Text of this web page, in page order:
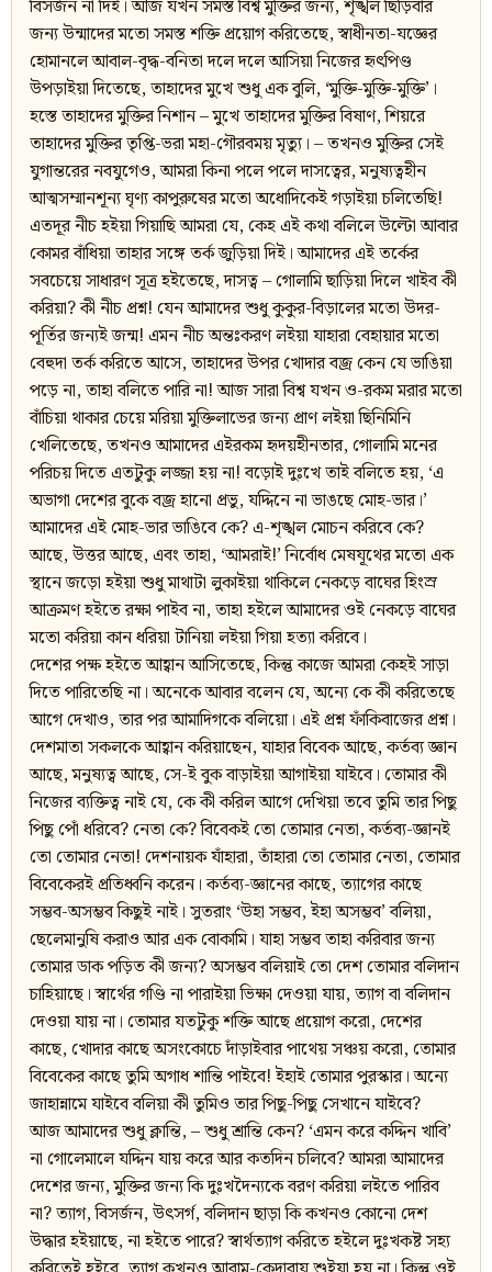
বিসর্জন না দিই। আজ যখন সমস্ত বিশ্ব মুক্তির জন্য, শৃঙ্খল ছিঁড়িবার
জন্য উন্মাদের মতো সমস্ত শক্তি প্রয়োগ করিতেছে, স্বাধীনতা-যজ্ঞের
হোমানলে আবাল-বৃদ্ধ-বনিতা দলে দলে আসিয়া নিজের হৃৎপিণ্ড
উপড়াইয়া দিতেছে, তাহাদের মুখে শুধু এক বুলি, ‘মুক্তি-মুক্তি-মুক্তি’।
হস্তে তাহাদের মুক্তির নিশান – মুখে তাহাদের মুক্তির বিষাণ, শিয়রে
তাহাদের মুক্তির তৃপ্তি-ভরা মহা-গৌরবময় মৃত্যু। – তখনও মুক্তির সেই
যুগান্তরের নবযুগেও, আমরা কিনা পলে পলে দাসত্বের, মনুষ্যত্বহীন
আত্মসম্মানশূন্য ঘৃণ্য কাপুরুষের মতো অধোদিকেই গড়াইয়া চলিতেছি!
এতদূর নীচ হইয়া গিয়াছি আমরা যে, কেহ এই কথা বলিলে উল্টো আবার
কোমর বাঁধিয়া তাহার সঙ্গে তর্ক জুড়িয়া দিই। আমাদের এই তর্কের
সবচেয়ে সাধারণ সূত্র হইতেছে, দাসত্ব – গোলামি ছাড়িয়া দিলে খাইব কী
করিয়া? কী নীচ প্রশ্ন! যেন আমাদের শুধু কুকুর-বিড়ালের মতো উদর-
পূর্তির জন্যই জন্ম! এমন নীচ অন্তঃকরণ লইয়া যাহারা বেহায়ার মতো
বেহুদা তর্ক করিতে আসে, তাহাদের উপর খোদার বজ্র কেন যে ভাঙিয়া
পড়ে না, তাহা বলিতে পারি না! আজ সারা বিশ্ব যখন ও-রকম মরার মতো
বাঁচিয়া থাকার চেয়ে মরিয়া মুক্তিলাভের জন্য প্রাণ লইয়া ছিনিমিনি
খেলিতেছে, তখনও আমাদের এইরকম হৃদয়হীনতার, গোলামি মনের
পরিচয় দিতে এতটুকু লজ্জা হয় না! বড়োই দুঃখে তাই বলিতে হয়, ‘এ
অভাগা দেশের বুকে বজ্র হানো প্রভু, যদ্দিনে না ভাঙছে মোহ-ভার।’
আমাদের এই মোহ-ভার ভাঙিবে কে? এ-শৃঙ্খল মোচন করিবে কে?
আছে, উত্তর আছে, এবং তাহা, ‘আমরাই!’ নির্বোধ মেষযূথের মতো এক
স্থানে জড়ো হইয়া শুধু মাথাটা লুকাইয়া থাকিলে নেকড়ে বাঘের হিংস্র
আক্রমণ হইতে রক্ষা পাইব না, তাহা হইলে আমাদের ওই নেকড়ে বাঘের
মতো করিয়া কান ধরিয়া টানিয়া লইয়া গিয়া হত্যা করিবে।
দেশের পক্ষ হইতে আহ্বান আসিতেছে, কিন্তু কাজে আমরা কেহই সাড়া
দিতে পারিতেছি না। অনেকে আবার বলেন যে, অন্যে কে কী করিতেছে
আগে দেখাও, তার পর আমাদিগকে বলিয়ো। এই প্রশ্ন ফাঁকিবাজের প্রশ্ন।
দেশমাতা সকলকে আহ্বান করিয়াছেন, যাহার বিবেক আছে, কর্তব্য জ্ঞান
আছে, মনুষ্যত্ব আছে, সে-ই বুক বাড়াইয়া আগাইয়া যাইবে। তোমার কী
নিজের ব্যক্তিত্ব নাই যে, কে কী করিল আগে দেখিয়া তবে তুমি তার পিছু
পিছু পোঁ ধরিবে? নেতা কে? বিবেকই তো তোমার নেতা, কর্তব্য-জ্ঞানই
তো তোমার নেতা! দেশনায়ক যাঁহারা, তাঁহারা তো তোমার নেতা, তোমার
বিবেকেরই প্রতিধ্বনি করেন। কর্তব্য-জ্ঞানের কাছে, ত্যাগের কাছে
সম্ভব-অসম্ভব কিছুই নাই। সুতরাং ‘উহা সম্ভব, ইহা অসম্ভব’ বলিয়া,
ছেলেমানুষি করাও আর এক বোকামি। যাহা সম্ভব তাহা করিবার জন্য
তোমার ডাক পড়িত কী জন্য? অসম্ভব বলিয়াই তো দেশ তোমার বলিদান
চাহিয়াছে। স্বার্থের গণ্ডি না পারাইয়া ভিক্ষা দেওয়া যায়, ত্যাগ বা বলিদান
দেওয়া যায় না। তোমার যতটুকু শক্তি আছে প্রয়োগ করো, দেশের
কাছে, খোদার কাছে অসংকোচে দাঁড়াইবার পাথেয় সঞ্চয় করো, তোমার
বিবেকের কাছে তুমি অগাধ শান্তি পাইবে! ইহাই তোমার পুরস্কার। অন্যে
জাহান্নামে যাইবে বলিয়া কী তুমিও তার পিছু-পিছু সেখানে যাইবে?
আজ আমাদের শুধু ক্লান্তি, – শুধু শ্রান্তি কেন? ‘এমন করে কদ্দিন খাবি’
না গোলেমালে যদ্দিন যায় করে আর কতদিন চলিবে? আমরা আমাদের
দেশের জন্য, মুক্তির জন্য কি দুঃখদৈন্যকে বরণ করিয়া লইতে পারিব
না? ত্যাগ, বিসর্জন, উৎসর্গ, বলিদান ছাড়া কি কখনও কোনো দেশ
উদ্ধার হইয়াছে, না হইতে পারে? স্বার্থত্যাগ করিতে হইলে দুঃখকষ্ট সহ্য